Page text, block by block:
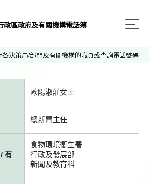
政區政府及有關機構電話簿
決策局/部門及有關機構的職員或查詢電話號碼
歐陽淑莊女士
總新聞主任
有
食物環境衞生署
行政及發展部
新聞及教育科